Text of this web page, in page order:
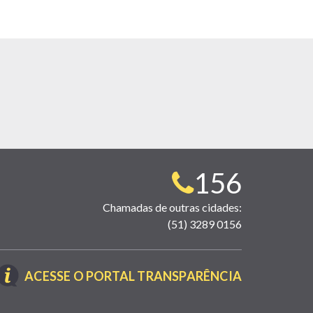
Telefone
para
contato:
156
Chamadas de outras cidades:
(51) 3289 0156
ACESSE O PORTAL TRANSPARÊNCIA(LINK